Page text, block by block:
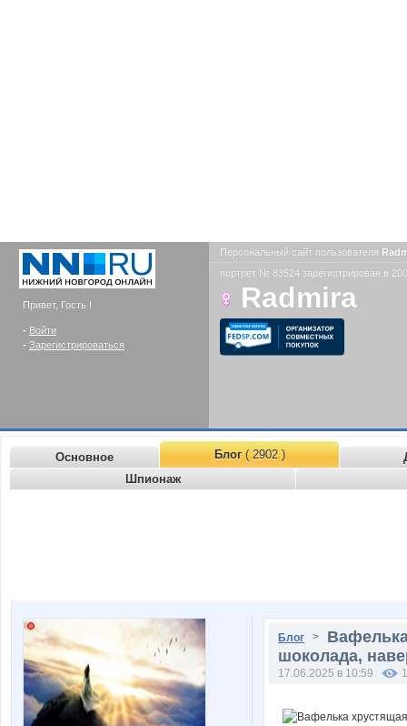
Привет, Гость !
- Войти
- Зарегистрироваться
Персональный сайт пользователя
портрет № 83524 зарегистрирован в
Radmira
Основное Блог( 2902 )
Шпионаж
Блог >
шоколада,
17.06.2025 в 10:59